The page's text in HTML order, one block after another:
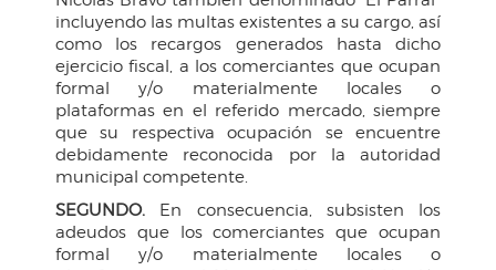
incluyendo las multas existentes a su cargo, así
como los recargos generados hasta dicho
ejercicio fiscal, a los comerciantes que ocupan
formal y/o materialmente locales o
plataformas en el referido mercado, siempre
que su respectiva ocupación se encuentre
debidamente reconocida por la autoridad
municipal competente.
SEGUNDO. En consecuencia, subsisten los
adeudos que los comerciantes que ocupan
formal y/o materialmente locales o